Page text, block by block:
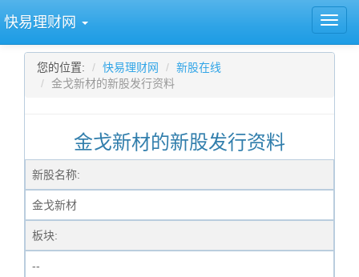
快易理财网
您的位置: 快易理财网
新股在线
金戈新材的新股发行资料
金戈新材的新股发行资料
新股名称:
金戈新材
板块:
--